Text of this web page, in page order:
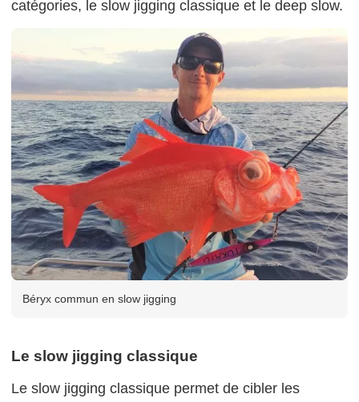
catégories, le slow jigging classique et le deep slow.
Béryx commun en slow jigging
Le slow jigging classique
Le slow jigging classique permet de cibler les